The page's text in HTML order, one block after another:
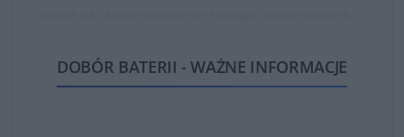
Dzięki temu zakupione baterie są w stanie działać długo
i bezawaryjnie.
DOBÓR BATERII - WAŻNE INFORMACJE